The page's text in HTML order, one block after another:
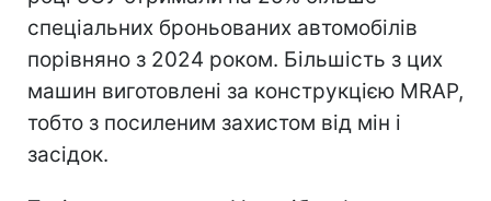
спеціальних броньованих автомобілів
порівняно з 2024 роком. Більшість з цих
машин виготовлені за конструкцією MRAP,
тобто з посиленим захистом від мін і
засідок.